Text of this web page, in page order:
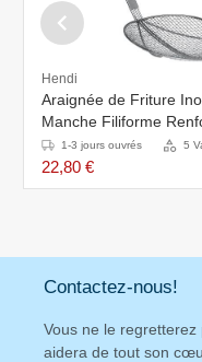
Hendi
Araignée de Friture
Manche Filiforme
Disponible en 4 Tailles
1-3 jours ouvrés 5
22,80 €
Contactez-nous!
Vous ne le
aidera de tout son